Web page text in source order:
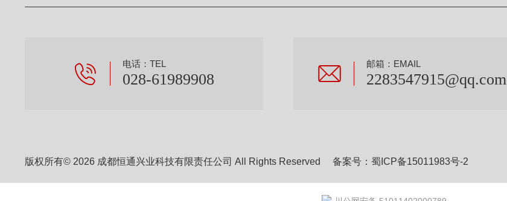
电话：TEL
028-61989908
邮箱：EMAIL
2283547915@qq.com
版权所有© 2026 成都恒通兴业科技有限责任公司 All Rights Reserved 备案号： 蜀ICP备15011983号-2